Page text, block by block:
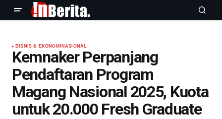
BISNIS & EKONOMI NASIONAL
Kemnaker Perpanjang
Pendaftaran Program
Magang Nasional 2025, Kuota
untuk 20.000 Fresh Graduate